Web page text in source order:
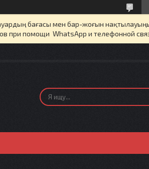
бағасы мен бар-жоғын
при помощи WhatsApp и телефонной